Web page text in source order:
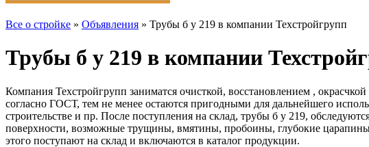
Все о стройке » Объявления » Трубы б у 219 в компании Техстройгрупп
Трубы б у 219 в компании
Компания Техстройгрупп заниматся очисткой, восстановлением ,
согласно ГОСТ, тем не менее остаются пригодными для дальнейшего
строительстве и пр. После поступления на склад, трубы б у 219,
поверхности, возможные трущины, вмятины, пробоины, глубокие
этого поступают на склад и включаются в каталог продукции.